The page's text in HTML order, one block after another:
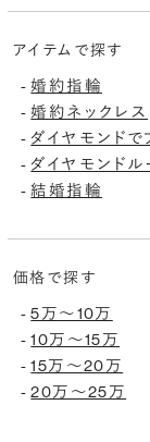
アイテムで探す
-婚約指輪
-婚約ネックレス
-ダイヤモンドで
-ダイヤモンドル
-結婚指輪
価格で探す
-5万〜10万
-10万〜15万
-15万〜20万
-20万〜25万